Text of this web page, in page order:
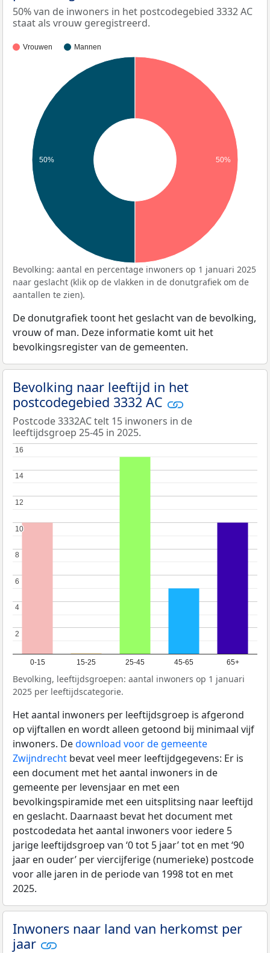
50% van de inwoners in het postcodegebied 3332 AC
staat als vrouw geregistreerd.
Vrouwen Mannen
50% 50%
Bevolking: aantal en percentage inwoners op 1 januari 2025
naar geslacht (klik op de vlakken in de donutgrafiek om de
aantallen te zien).
De donutgrafiek toont het geslacht van de bevolking,
vrouw of man. Deze informatie komt uit het
bevolkingsregister van de gemeenten.
Bevolking naar leeftijd in het
postcodegebied 3332 AC
Postcode 3332AC telt 15 inwoners in de
leeftijdsgroep 25-45 in 2025.
0-15 15-25 25-45 45-65 65+
2
2
4
4
6
6
8
8
10
10
12
12
14
14
16
16
Bevolking, leeftijdsgroepen: aantal inwoners op 1 januari
2025 per leeftijdscategorie.
Het aantal inwoners per leeftijdsgroep is afgerond
op vijftallen en wordt alleen getoond bij minimaal vijf
inwoners. Dedownload voor de gemeente
Zwijndrecht bevat veel meer leeftijdgegevens: Er is
een document met het aantal inwoners in de
gemeente per levensjaar en met een
bevolkingspiramide met een uitsplitsing naar leeftijd
en geslacht. Daarnaast bevat het document met
postcodedata het aantal inwoners voor iedere 5
jarige leeftijdsgroep van ‘0 tot 5 jaar’ tot en met ‘90
jaar en ouder’ per viercijferige (numerieke) postcode
voor alle jaren in de periode van 1998 tot en met
2025.
Inwoners naar land van herkomst per
jaar